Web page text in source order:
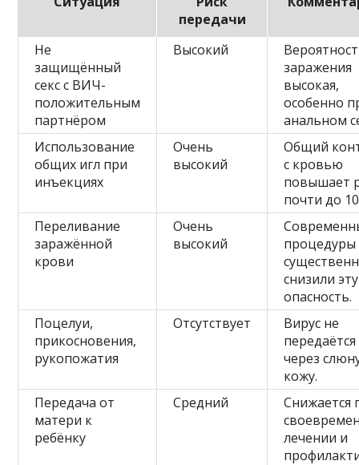
передачи
Не
защищённый
секс с ВИЧ-
положительным
партнёром
Высокий
заражения
высокая,
особенно
анальном
Использование
общих игл при
инъекциях
Очень
высокий
Общий
с кровью
повышает
почти до
Переливание
заражённой
крови
Очень
высокий
процедуры
снизили эту
опасность.
Поцелуи,
прикосновения,
рукопожатия
Отсутствует
Вирус не
передаётся
через
кожу.
Передача от
матери к
ребёнку
Средний
Снижается
лечении и